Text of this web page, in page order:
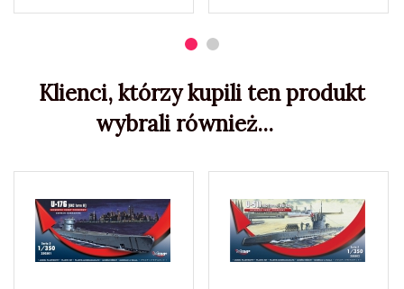
Klienci, którzy kupili ten produkt
wybrali również...